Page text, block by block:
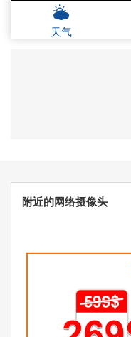
天气
附近的网络摄像头